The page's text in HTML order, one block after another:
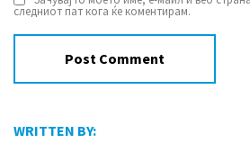
следниот пат кога ќе коментирам.
WRITTEN BY: